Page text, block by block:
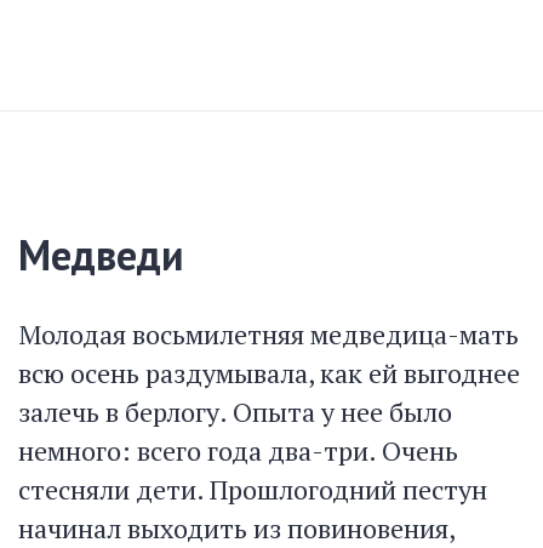
Медведи
Молодая восьмилетняя медведица-мать
всю осень раздумывала, как ей выгоднее
залечь в берлогу. Опыта у нее было
немного: всего года два-три. Очень
стесняли дети. Прошлогодний пестун
начинал выходить из повиновения,